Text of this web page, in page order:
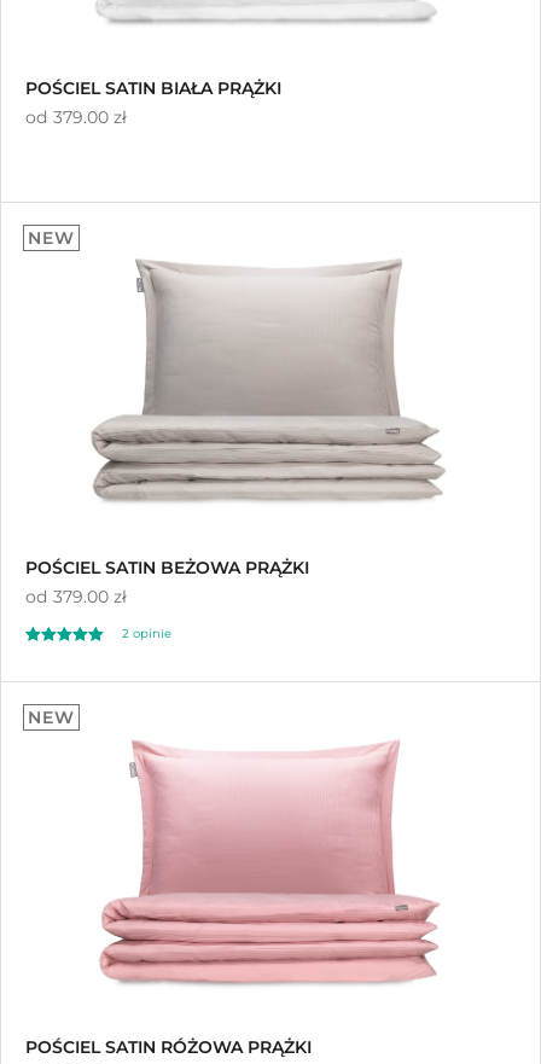
POŚCIEL SATIN BIAŁA PRĄŻKI
od 379.00 zł
NEW
POŚCIEL SATIN BEŻOWA PRĄŻKI
od 379.00 zł
na 5
2 opinie
NEW
POŚCIEL SATIN RÓŻOWA PRĄŻKI